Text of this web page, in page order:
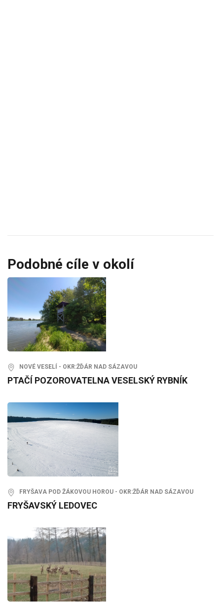
Podobné cíle v okolí
NOVÉ VESELÍ - OKR:ŽĎÁR NAD SÁZAVOU
PTAČÍ POZOROVATELNA VESELSKÝ RYBNÍK
FRYŠAVA POD ŽÁKOVOU HOROU - OKR:ŽĎÁR NAD SÁZAVOU
FRYŠAVSKÝ LEDOVEC